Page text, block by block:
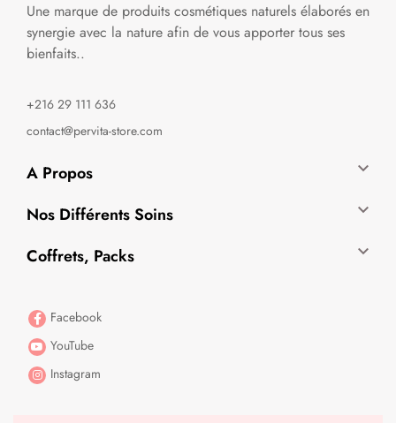
Une marque de produits cosmétiques naturels élaborés en
synergie avec la nature afin de vous apporter tous ses
bienfaits..
+216 29 111 636
contact@pervita-store.com
A Propos 
Nos Différents Soins 
Coffrets, Packs 
Facebook
YouTube
Instagram